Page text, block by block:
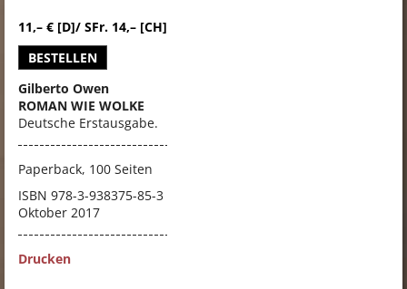
11,– € [D]/ SFr. 14,– [CH]
BESTELLEN
Gilberto Owen
ROMAN WIE WOLKE
Deutsche Erstausgabe.
Paperback, 100 Seiten
ISBN 978-3-938375-85-3
Oktober 2017
Drucken